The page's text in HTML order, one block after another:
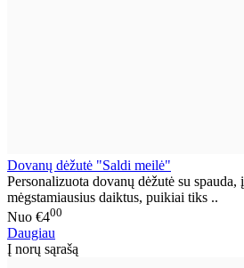
Dovanų dėžutė "Saldi meilė"
Personalizuota dovanų dėžutė su spauda,
mėgstamiausius daiktus, puikiai tiks ..
Nuo €400
Daugiau
Į norų sąrašą